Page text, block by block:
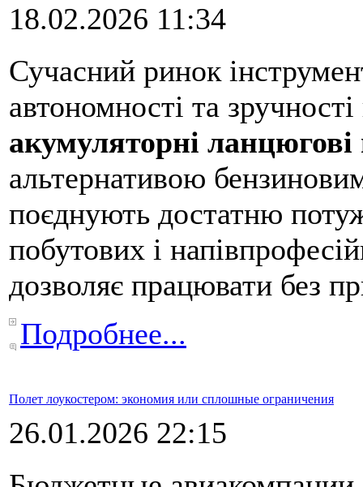
18.02.2026 11:34
Сучасний ринок
автономності та
акумуляторні
альтернативою
поєднують достатню
побутових і
дозволяє працювати без
Подробнее...
Полет лоукостером: экономия или сплошные ограничения
26.01.2026 22:15